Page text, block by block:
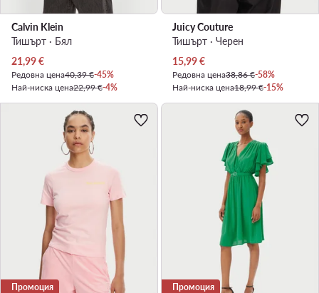
Calvin Klein
Тишърт · Бял
Актуална цена
21,99€
Редовна цена40,39 €-45%
Най-ниска цена22,99 €-4%
Juicy Couture
Тишърт · Черен
Актуална цена
15,99€
Редовна цена38,86 €-58%
Най-ниска цена18,99 €-15%
Промоция Промоция